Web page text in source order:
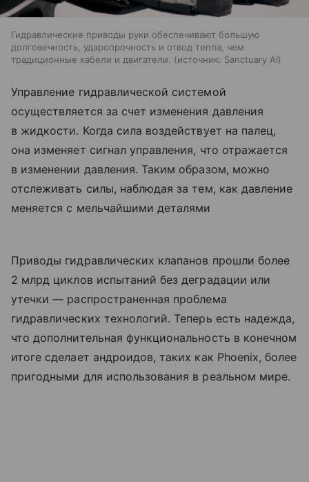
Гидравлические приводы руки обеспечивают большую
долговечность, ударопрочность и отвод тепла, чем
традиционные кабели и двигатели.
источник: Sanctuary AI
Управление гидравлической системой
осуществляется за счет изменения давления
в жидкости. Когда сила воздействует на палец,
она изменяет сигнал управления, что отражается
в изменении давления. Таким образом, можно
отслеживать силы, наблюдая за тем, как давление
меняется с мельчайшими деталями
Приводы гидравлических клапанов прошли более
2 млрд циклов испытаний без деградации или
утечки — распространенная проблема
гидравлических технологий. Теперь есть надежда,
что дополнительная функциональность в конечном
итоге сделает андроидов, таких как Phoenix, более
пригодными для использования в реальном мире.